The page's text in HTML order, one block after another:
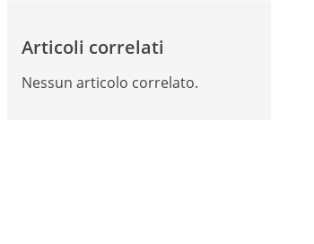
Articoli correlati
Nessun articolo correlato.